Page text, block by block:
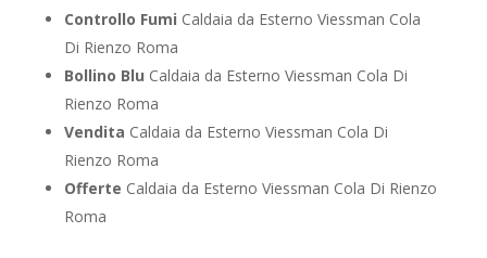
Controllo Fumi Caldaia da Esterno Viessman Cola
Di Rienzo Roma
Bollino Blu Caldaia da Esterno Viessman Cola Di
Rienzo Roma
Vendita Caldaia da Esterno Viessman Cola Di
Rienzo Roma
Offerte Caldaia da Esterno Viessman Cola Di Rienzo
Roma